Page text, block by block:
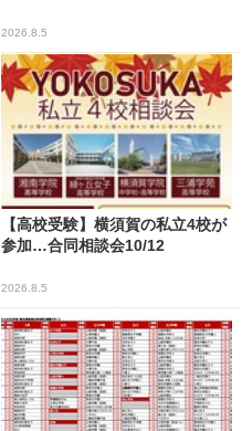
2026.8.5
【高校受験】横須賀の私立4校が
参加…合同相談会10/12
2026.8.5